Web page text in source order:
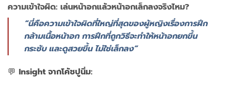
ความเข้าใจผิด: เล่นหน้าอกแล้วหน้าอกเล็กลงจริงไหม?
“นี่คือความเข้าใจผิดที่ใหญ่ที่สุดของผู้หญิงเรื่องการฝึก
กล้ามเนื้อหน้าอก การฝึกที่ถูกวิธีจะทำให้หน้าอกยกขึ้น
กระชับ และดูสวยขึ้น ไม่ใช่เล็กลง”
💬 Insight จากโค้ชปูนิ่ม: